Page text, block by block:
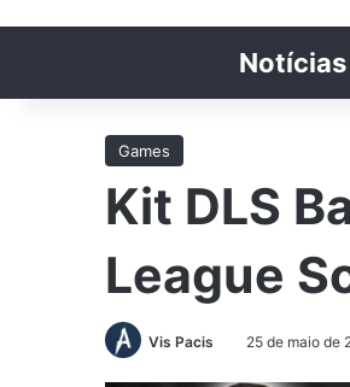
Notícias
Games
Kit DLS
League
Vis Pacis 25 de maio de